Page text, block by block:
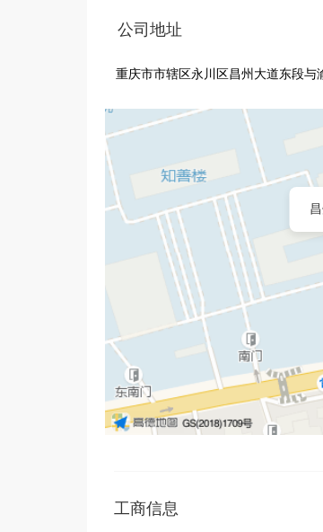
的管理目标：质量管理制度化，各项
度管物；同时医院使用现代信息管
公司地址
重庆市市辖区永川区昌州大道东段与
工商信息